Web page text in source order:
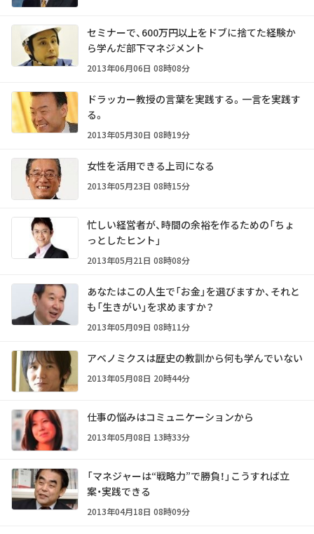
セミナーで、600万円以上をドブに捨てた経験か
ら学んだ部下マネジメント
2013年06月06日 08時08分
ドラッカー教授の言葉を実践する。一言を実践す
る。
2013年05月30日 08時19分
女性を活用できる上司になる
2013年05月23日 08時15分
忙しい経営者が、時間の余裕を作るための「ちょ
っとしたヒント」
2013年05月21日 08時08分
あなたはこの人生で「お金」を選びますか、それと
も「生きがい」を求めますか？
2013年05月09日 08時11分
アベノミクスは歴史の教訓から何も学んでいない
2013年05月08日 20時44分
仕事の悩みはコミュニケーションから
2013年05月08日 13時33分
「マネジャーは“戦略力”で勝負！」こうすれば立
案・実践できる
2013年04月18日 08時09分